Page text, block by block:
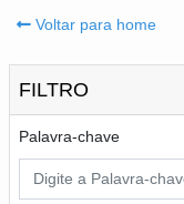
Voltar para home
FILTRO
Palavra-chave